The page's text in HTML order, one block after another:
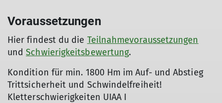
Voraussetzungen
Hier findest du die Teilnahmevoraussetzungen
undSchwierigkeitsbewertung.
Kondition für min. 1800 Hm im Auf- und Abstieg
Trittsicherheit und Schwindelfreiheit!
Kletterschwierigkeiten UIAA I